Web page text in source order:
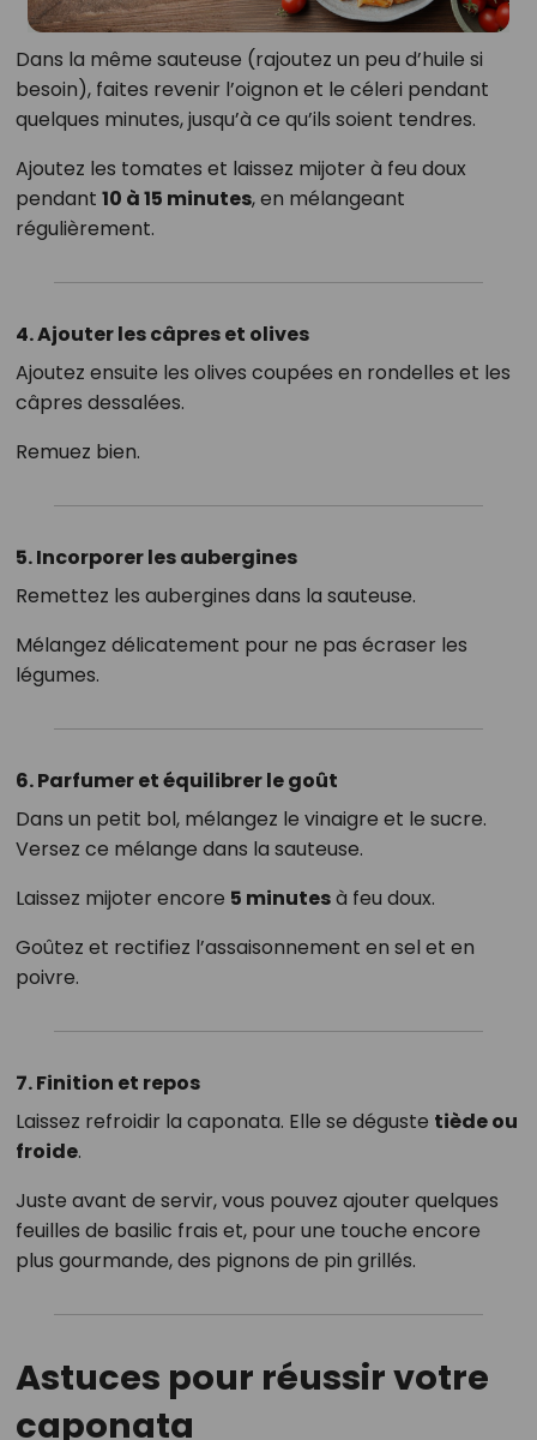
Dans la même sauteuse (rajoutez un peu d’huile si
besoin), faites revenir l’oignon et le céleri pendant
quelques minutes, jusqu’à ce qu’ils soient tendres.
Ajoutez les tomates et laissez mijoter à feu doux
pendant 10 à 15 minutes, en mélangeant
régulièrement.
4. Ajouter les câpres et olives
Ajoutez ensuite les olives coupées en rondelles et les
câpres dessalées.
Remuez bien.
5. Incorporer les aubergines
Remettez les aubergines dans la sauteuse.
Mélangez délicatement pour ne pas écraser les
légumes.
6. Parfumer et équilibrer le goût
Dans un petit bol, mélangez le vinaigre et le sucre.
Versez ce mélange dans la sauteuse.
Laissez mijoter encore 5 minutesà feu doux.
Goûtez et rectifiez l’assaisonnement en sel et en
poivre.
7. Finition et repos
Laissez refroidir la caponata. Elle se déguste tiède ou
froide.
Juste avant de servir, vous pouvez ajouter quelques
feuilles de basilic frais et, pour une touche encore
plus gourmande, des pignons de pin grillés.
Astuces pour réussir votre
caponata